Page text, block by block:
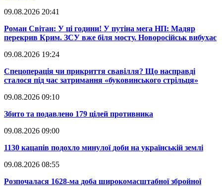
09.08.2026 20:41
​Роман Світан: У ці години! У путіна мега НП: Мадяр
перекрив Крим. ЗСУ вже біля мосту. Новоросійськ вибухає
09.08.2026 19:24
​Спецоперація чи прикриття свавілля? Що насправді
сталося під час затримання «буковинського стрільця»
09.08.2026 09:10
​Збито та подавлено 179 цілей противника
09.08.2026 09:00
​1130 кацапів подохло минулої доби на українській землі
09.08.2026 08:55
​Розпочалася 1628-ма доба широкомасштабної збройної